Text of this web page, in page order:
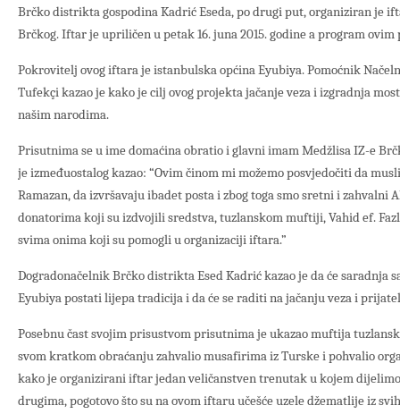
Brčko distrikta gospodina Kadrić Eseda, po drugi put, organiziran je
Brčkog. Iftar je upriličen u petak 16. juna 2015. godine a program ovim
Pokrovitelj ovog iftara je istanbulska općina Eyubiya. Pomoćnik
Tufekçi kazao je kako je cilj ovog projekta jačanje veza i izgradnja
našim narodima.
Prisutnima se u ime domaćina obratio i glavni imam Medžlisa IZ-e
je izmeđuostalog kazao: “Ovim činom mi možemo posvjedočiti da
Ramazan, da izvršavaju ibadet posta i zbog toga smo sretni i zahvalni
donatorima koji su izdvojili sredstva, tuzlanskom muftiji, Vahid ef.
svima onima koji su pomogli u organizaciji iftara.”
Dogradonačelnik Brčko distrikta Esed Kadrić kazao je da će saradnja
Eyubiya postati lijepa tradicija i da će se raditi na jačanju veza i
Posebnu čast svojim prisustvom prisutnima je ukazao muftija
svom kratkom obraćanju zahvalio musafirima iz Turske i pohvalio
kako je organizirani iftar jedan veličanstven trenutak u kojem
drugima, pogotovo što su na ovom iftaru učešće uzele džematlije iz